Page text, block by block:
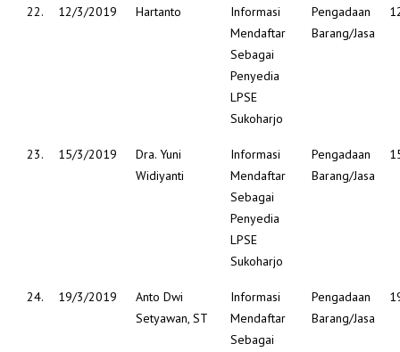
22. 12/3/2019 Hartanto
Informasi
Mendaftar
Sebagai
Penyedia
LPSE
Sukoharjo
Pengadaan
Barang/Jasa
23. 15/3/2019
Dra. Yuni
Widiyanti
Informasi
Mendaftar
Sebagai
Penyedia
LPSE
Sukoharjo
Pengadaan
Barang/Jasa
24. 19/3/2019
Anto Dwi
Setyawan, ST
Informasi
Mendaftar
Sebagai
Pengadaan
Barang/Jasa